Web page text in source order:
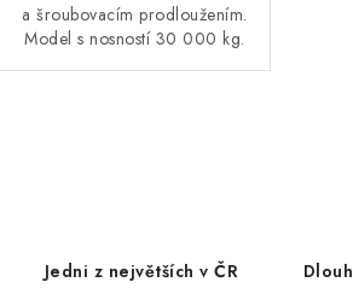
a šroubovacím prodloužením.
Model s nosností 30 000 kg.
Jedni z největších v ČR